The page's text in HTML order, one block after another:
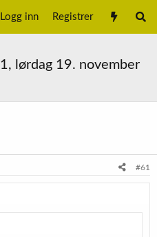
Logg inn Registrer
lørdag 19. november
#61